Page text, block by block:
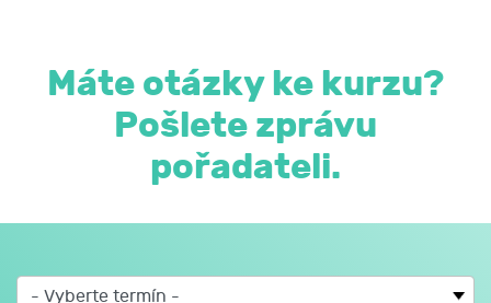
Máte otázky ke kurzu?
Pošlete zprávu
pořadateli.